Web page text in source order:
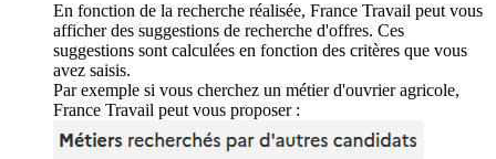
En fonction de la recherche réalisée, France Travail peut vous
afficher des suggestions de recherche d'offres. Ces
suggestions sont calculées en fonction des critères que vous
avez saisis.
Par exemple si vous cherchez un métier d'ouvrier agricole,
France Travail peut vous proposer :